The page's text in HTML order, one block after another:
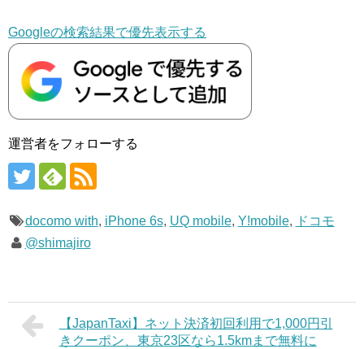
Googleの検索結果で優先表示する
運営者をフォローする
docomo with, iPhone 6s, UQ mobile, Y!mobile, ドコモ
@shimajiro
【JapanTaxi】ネット決済初回利用で1,000円引
きクーポン、東京23区なら1.5kmまで無料に